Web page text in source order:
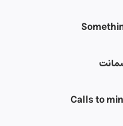
Calls to